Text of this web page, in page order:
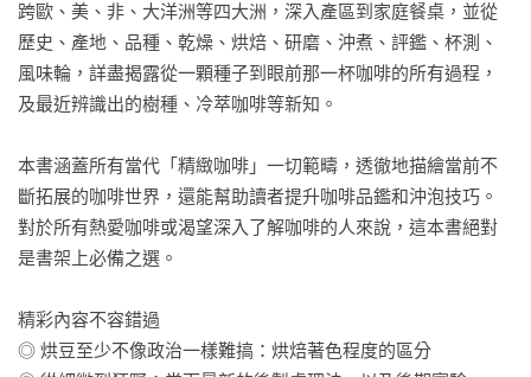
跨歐、美、非、大洋洲等四大洲，深入產區到家庭餐桌，並從
歷史、產地、品種、乾燥、烘焙、研磨、沖煮、評鑑、杯測、
風味輪，詳盡揭露從一顆種子到眼前那一杯咖啡的所有過程，
及最近辨識出的樹種、冷萃咖啡等新知。
本書涵蓋所有當代「精緻咖啡」一切範疇，透徹地描繪當前不
斷拓展的咖啡世界，還能幫助讀者提升咖啡品鑑和沖泡技巧。
對於所有熱愛咖啡或渴望深入了解咖啡的人來說，這本書絕對
是書架上必備之選。
精彩內容不容錯過
◎ 烘豆至少不像政治一樣難搞：烘焙著色程度的區分